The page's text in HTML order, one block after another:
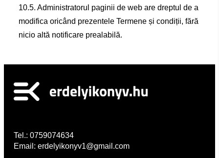
10.5. Administratorul paginii de web are dreptul de a
modifica oricând prezentele Termene și condiții, fără
nicio altă notificare prealabilă.
Tel.: 0759074634
Email: erdelyikonyv1@gmail.com